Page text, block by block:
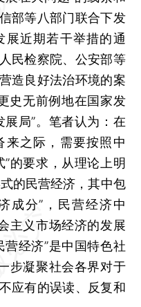
部等八部门联合下发
展近期若干举措的通
民检察院、公安部等
造良好法治环境的案
史无前例地在国家发
展局”。笔者认为：在
来之际，需要按照中
的要求，从理论上明
的民营经济，其中包
成分”，民营经济中
主义市场经济的发展
经济”是中国特色社
步凝聚社会各界对于
应有的误读、反复和